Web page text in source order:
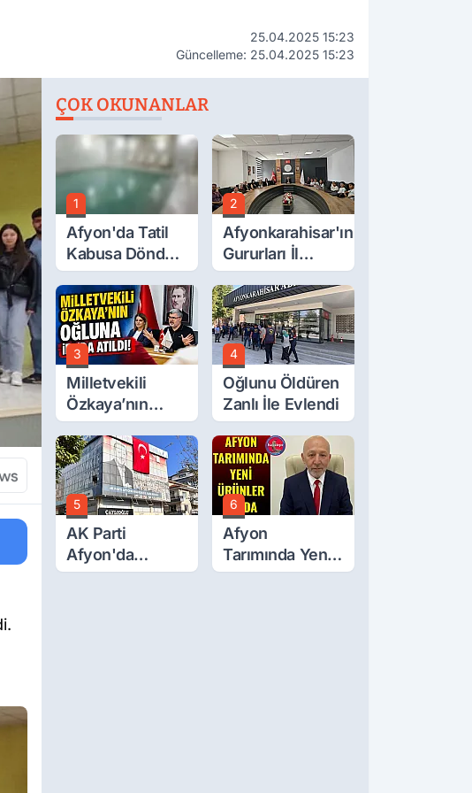
25.04.2025 15:23
Güncelleme: 25.04.2025 15:23
ÇOK OKUNANLAR
1
Afyon'da Tatil
Kabusa Döndü,
Acı Son!
2
Afyonkarahisar'ın
Gururları İl
Müdürüyle
Buluştu
3
Milletvekili
Özkaya’nın
Oğluna İftira
Atıldı
4
Oğlunu Öldüren
Zanlı İle Evlendi
5
AK Parti
Afyon'da
Turgay Şahin'in
6
Afyon
Tarımında Yeni
Ürünler Yolda